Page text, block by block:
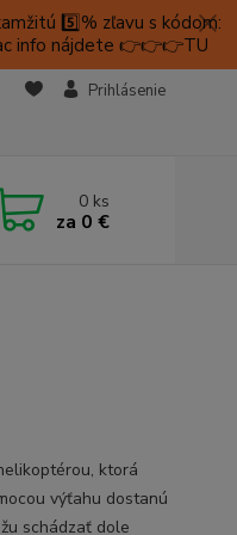
5️⃣% zľavu s kódom:
info nájdete 👉👉👉TU
Prihlásenie
0 ks
za 0 €
ktorá
výťahu dostanú
schádzať dole